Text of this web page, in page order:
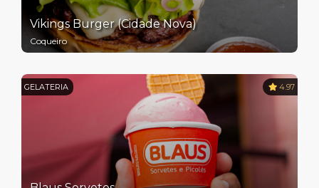
Vikings Burger (Cidade Nova)
Coqueiro
GELATERIA 4.97